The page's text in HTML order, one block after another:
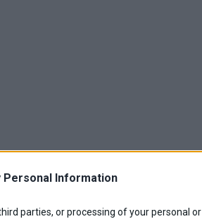
Personal Information
parties, or processing of your personal or